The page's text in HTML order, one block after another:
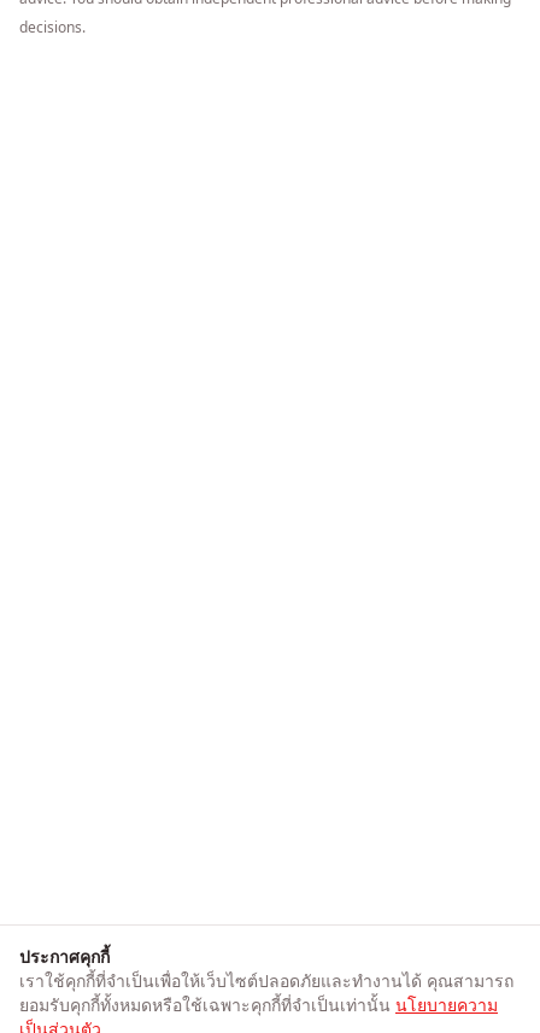
decisions.
ประกาศคุกกี้
เราใช้คุกกี้ที่จำเป็นเพื่อให้เว็บไซต์ปลอดภัยและทำงานได้ คุณสามารถ
ยอมรับคุกกี้ทั้งหมดหรือใช้เฉพาะคุกกี้ที่จำเป็นเท่านั้น นโยบายความ